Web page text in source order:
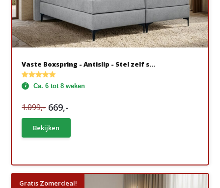
Vaste Boxspring - Antislip - Stel zelf s...
Ca. 6 tot 8 weken
1.099,- 669,-
Bekijken
Gratis Zomerdeal!